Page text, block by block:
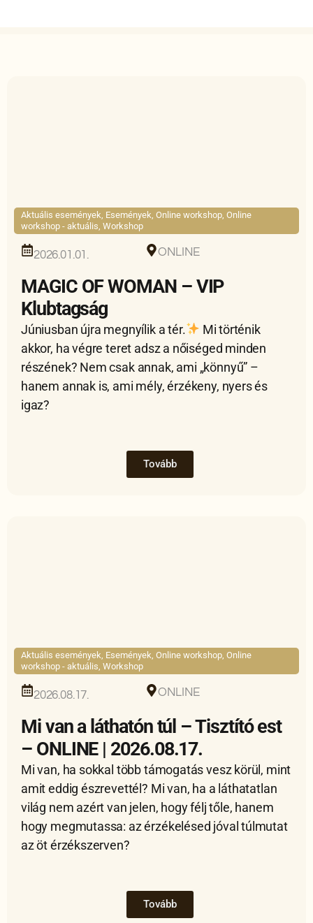
Aktuális események Események Online workshop Online
workshop - aktuális Workshop
2026.01.01. ONLINE
MAGIC OF WOMAN – VIP
Klubtagság
Júniusban újra megnyílik a tér.
Mi történik
akkor, ha végre teret adsz a nőiséged minden
részének? Nem csak annak, ami „könnyű” –
hanem annak is, ami mély, érzékeny, nyers és
igaz?
Tovább
Aktuális események Események Online workshop Online
workshop - aktuális Workshop
2026.08.17. ONLINE
Mi van a láthatón túl – Tisztító est
– ONLINE | 2026.08.17.
Mi van, ha sokkal több támogatás vesz körül, mint
amit eddig észrevettél? Mi van, ha a láthatatlan
világ nem azért van jelen, hogy félj tőle, hanem
hogy megmutassa: az érzékelésed jóval túlmutat
az öt érzékszerven?
Tovább